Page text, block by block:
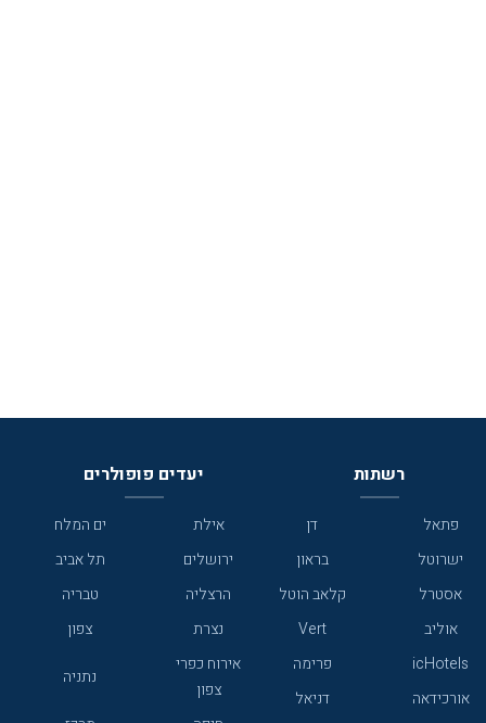
רשתות
פתאל
דן
ישרוטל
בראון
אסטרל
קלאב הוטל
אוליב
Vert
icHotels
פרימה
אורכידאה
דניאל
יעדים פופולרים
אילת
ים המלח
ירושלים
תל אביב
הרצליה
טבריה
נצרת
צפון
אירוח כפרי
צפון
נתניה